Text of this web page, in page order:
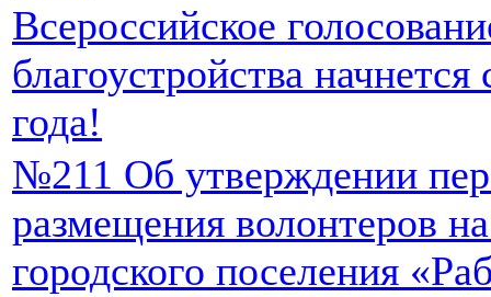
Всероссийское
благоустройства
года!
№211 Об утверждении
размещения волонтеров
городского поселения